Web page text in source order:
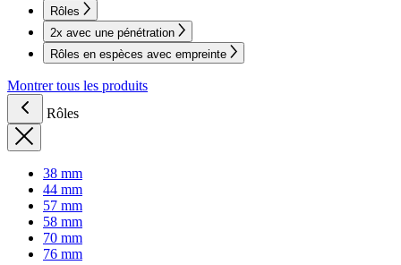
Rôles
2x avec une pénétration
Rôles en espèces avec empreinte
Montrer tous les produits
Rôles
38 mm
44 mm
57 mm
58 mm
70 mm
76 mm